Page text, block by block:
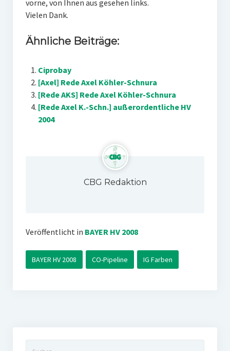
vorne, von Ihnen aus gesehen links.
Vielen Dank.
Ähnliche Beiträge:
Ciprobay
[Axel] Rede Axel Köhler-Schnura
[Rede AKS] Rede Axel Köhler-Schnura
[Rede Axel K.-Schn.] außerordentliche HV
2004
CBG Redaktion
Veröffentlicht in BAYER HV 2008
BAYER HV 2008 CO-Pipeline IG Farben